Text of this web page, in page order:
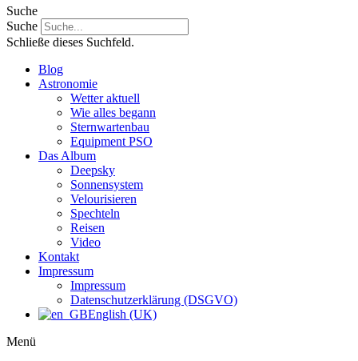
Suche
Suche
Schließe dieses Suchfeld.
Blog
Astronomie
Wetter aktuell
Wie alles begann
Sternwartenbau
Equipment PSO
Das Album
Deepsky
Sonnensystem
Velourisieren
Spechteln
Reisen
Video
Kontakt
Impressum
Impressum
Datenschutzerklärung (DSGVO)
English (UK)
Menü